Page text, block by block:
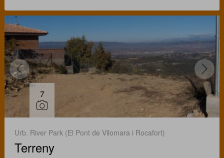
7
Urb. River Park (El Pont de Vilomara i Rocafort)
Terreny